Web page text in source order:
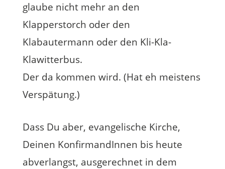
glaube nicht mehr an den
Klapperstorch oder den
Klabautermann oder den Kli-Kla-
Klawitterbus.
Der da kommen wird. (Hat eh meistens
Verspätung.)
Dass Du aber, evangelische Kirche,
Deinen KonfirmandInnen bis heute
abverlangst, ausgerechnet in dem